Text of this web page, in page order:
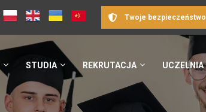
Twoje bezpieczeństwo
STUDIA REKRUTACJA UCZELNIA